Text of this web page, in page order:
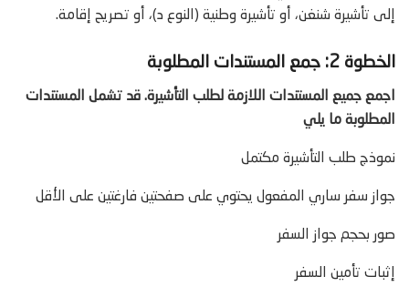
إلى تأشيرة شنغن، أو تأشيرة وطنية (النوع د)، أو تصريح إقامة.
الخطوة 2: جمع المستندات المطلوبة
اجمع جميع المستندات اللازمة لطلب التأشيرة. قد تشمل المستندات
المطلوبة ما يلي
نموذج طلب التأشيرة مكتمل
جواز سفر ساري المفعول يحتوي على صفحتين فارغتين على الأقل
صور بحجم جواز السفر
إثبات تأمين السفر